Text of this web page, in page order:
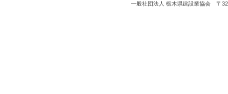
一般社団法人 栃木県建設業協会 〒